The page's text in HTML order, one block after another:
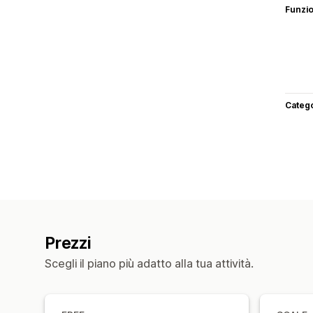
Prezzi
Scegli il piano più adatto alla tua attività.